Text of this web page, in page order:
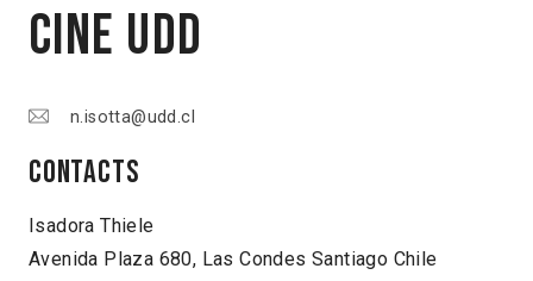
Cine UDD
n.isotta@udd.cl
Contacts
Isadora Thiele
Avenida Plaza 680, Las Condes Santiago Chile